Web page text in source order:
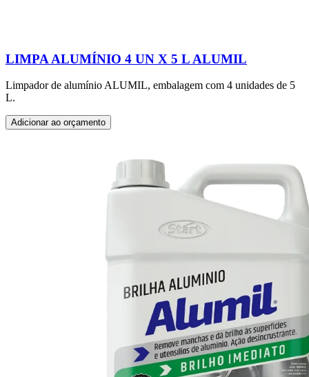
LIMPA ALUMÍNIO 4 UN X 5 L ALUMIL
Limpador de alumínio ALUMIL, embalagem com 4 unidades de 5
L.
Adicionar ao orçamento